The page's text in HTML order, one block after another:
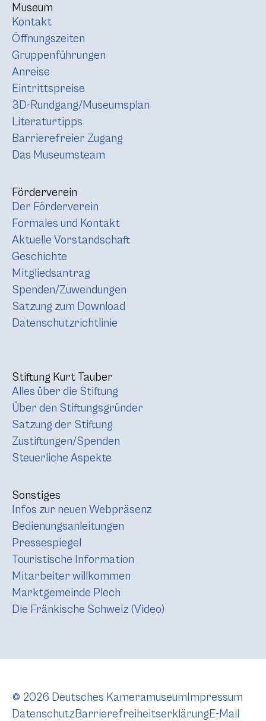
Museum
Kontakt
Öffnungszeiten
Gruppenführungen
Anreise
Eintrittspreise
3D-Rundgang/Museumsplan
Literaturtipps
Barrierefreier Zugang
Das Museumsteam
Förderverein
Der Förderverein
Formales und Kontakt
Aktuelle Vorstandschaft
Geschichte
Mitgliedsantrag
Spenden/Zuwendungen
Satzung zum Download
Datenschutzrichtlinie
Stiftung Kurt Tauber
Alles über die Stiftung
Über den Stiftungsgründer
Satzung der Stiftung
Zustiftungen/Spenden
Steuerliche Aspekte
Sonstiges
Infos zur neuen Webpräsenz
Bedienungsanleitungen
Pressespiegel
Touristische Information
Mitarbeiter willkommen
Marktgemeinde Plech
Die Fränkische Schweiz (Video)
© 2026 Deutsches Kameramuseum Impressum
DatenschutzBarrierefreiheitserklärungE-Mail